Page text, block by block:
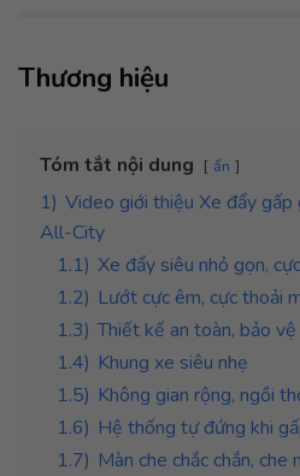
Thương hiệu
Tóm tắt nội dung ẩn
1) Video giới thiệu Xe đẩy
All-City
1.1) Xe đẩy siêu nhỏ gọn,
1.2) Lướt cực êm, cực thoải
1.3) Thiết kế an toàn, bảo
1.4) Khung xe siêu nhẹ
1.5) Không gian rộng, ngồi
1.6) Hệ thống tự đứng khi
1.7) Màn che chắc chắn,